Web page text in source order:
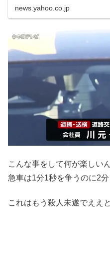
news.yahoo.co.jp
こんな事をして何が楽しい
急車は1分1秒を争うのに2
これはもう殺人未遂でええ